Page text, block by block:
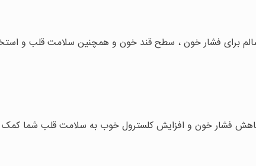
برای فشار خون ، سطح قند خون و همچنین سلامت قلب و
فشار خون و افزایش کلسترول خوب به سلامت قلب شما کمک